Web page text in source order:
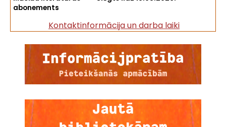
abonements
Kontaktinformācija un darba laiki